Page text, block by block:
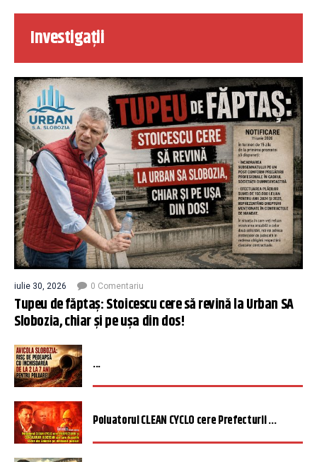
Investigații
iulie 30, 2026 0 Comentariu
Tupeu de făptaș: Stoicescu cere să revină la Urban SA
Slobozia, chiar și pe ușa din dos!
...
Poluatorul CLEAN CYCLO cere Prefecturii ...